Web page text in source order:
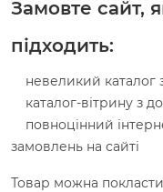
Замовте сайт,
підходить:
невеликий каталог
каталог-вітрину з
повноцінний
замовлень на сайті
Товар можна